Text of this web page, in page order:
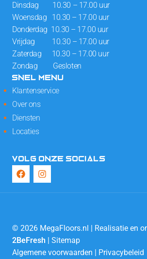
Dinsdag 10.30 – 17.00 uur
Woensdag 10.30 – 17.00 uur
Donderdag 10.30 – 17.00 uur
Vrijdag 10.30 – 17.00 uur
Zaterdag 10.30 – 17.00 uur
Zondag Gesloten
SNEL MENU
Klantenservice
Over ons
Diensten
Locaties
VOLG ONZE SOCIALS
© 2026 MegaFloors.nl | Realisatie en
2BeFresh | Sitemap
Algemene voorwaarden | Privacybeleid